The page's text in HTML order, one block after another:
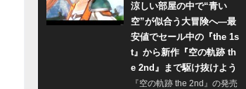
涼しい部屋の中で“青い
空”が似合う大冒険へ―最
安値でセール中の『the 1s
t』から新作『空の軌跡 th
e 2nd』まで駆け抜けよう
『空の軌跡 the 2nd』の発売